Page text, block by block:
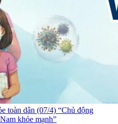
toàn dân (07/4) “Chủ động
khỏe mạnh”